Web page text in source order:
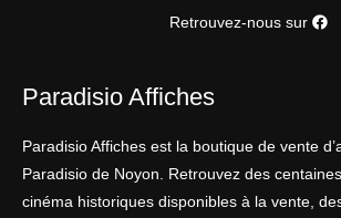
Retrouvez-nous sur
Paradisio Affiches
Paradisio Affiches est la boutique de vente
Paradisio de Noyon. Retrouvez des
cinéma historiques disponibles à la vente,